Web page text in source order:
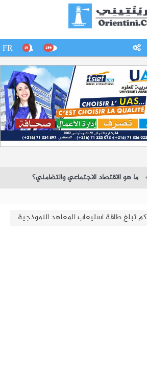
266
15
FR
ما هو الاقتصاد الاجتماعي والتضامني؟
كم تبلغ طاقة استيعاب المعاهد النموذجية